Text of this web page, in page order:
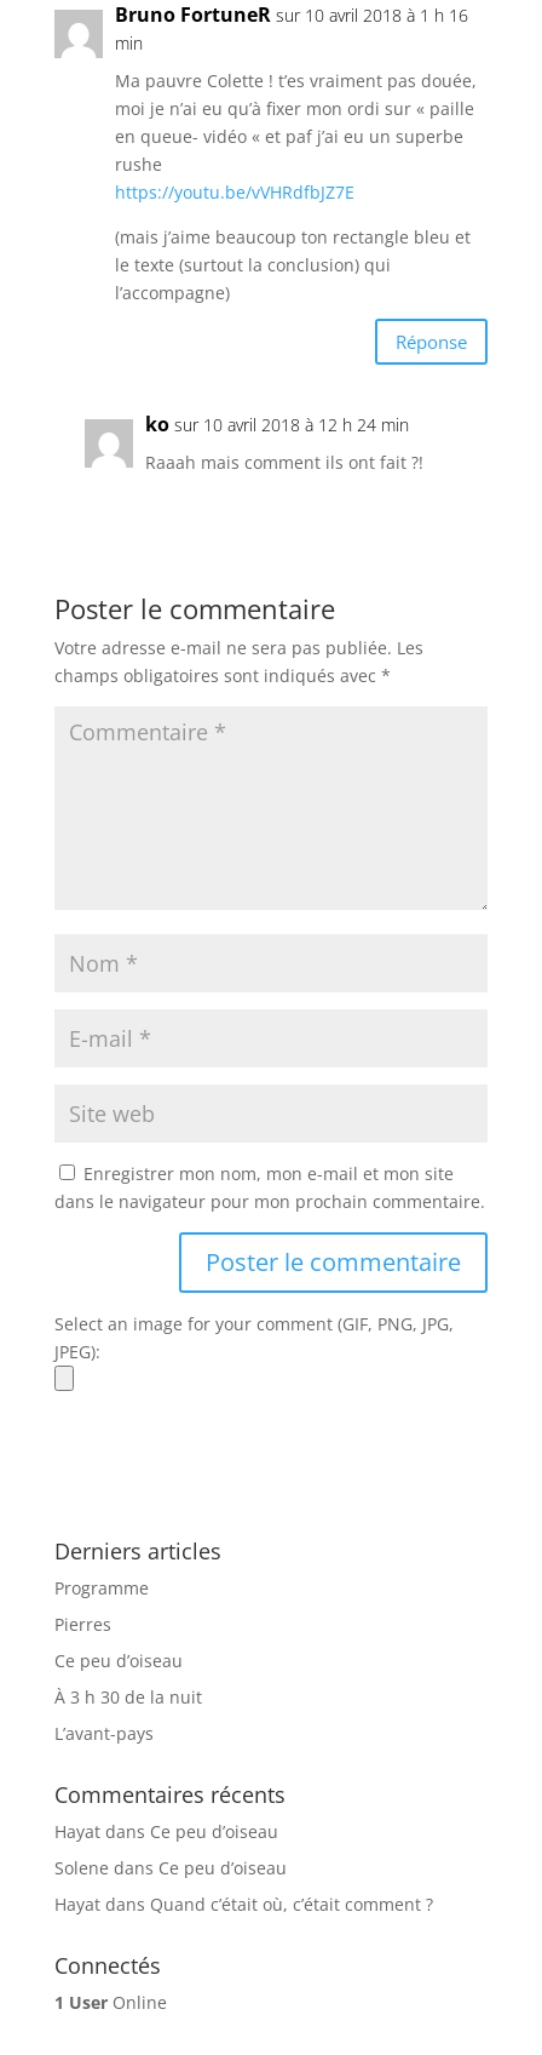
Bruno FortuneR sur 10 avril 2018 à 1 h 16
min
Ma pauvre Colette ! t’es vraiment pas douée,
moi je n’ai eu qu’à fixer mon ordi sur « paille
en queue- vidéo « et paf j’ai eu un superbe
rushe
https://youtu.be/vVHRdfbJZ7E
(mais j’aime beaucoup ton rectangle bleu et
le texte (surtout la conclusion) qui
l’accompagne)
Réponse
ko sur 10 avril 2018 à 12 h 24 min
Raaah mais comment ils ont fait ?!
Poster le commentaire
Votre adresse e-mail ne sera pas publiée. Les
champs obligatoires sont indiqués avec *
Enregistrer mon nom, mon e-mail et mon site
dans le navigateur pour mon prochain commentaire.
Select an image for your comment (GIF, PNG, JPG,
JPEG):
Derniers articles
Programme
Pierres
Ce peu d’oiseau
À 3 h 30 de la nuit
L’avant-pays
Commentaires récents
Hayatdans Ce peu d’oiseau
Solene dans Ce peu d’oiseau
Hayatdans Quand c’était où, c’était comment ?
Connectés
1 UserOnline